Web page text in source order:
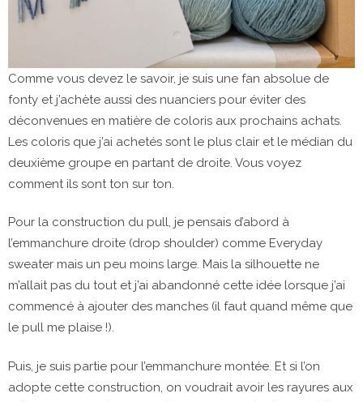
Comme vous devez le savoir, je suis une fan absolue de
fonty et j’achète aussi des nuanciers pour éviter des
déconvenues en matière de coloris aux prochains achats.
Les coloris que j’ai achetés sont le plus clair et le médian du
deuxième groupe en partant de droite. Vous voyez
comment ils sont ton sur ton.
Pour la construction du pull, je pensais d’abord à
l’emmanchure droite (drop shoulder) comme Everyday
sweater mais un peu moins large. Mais la silhouette ne
m’allait pas du tout et j’ai abandonné cette idée lorsque j’ai
commencé à ajouter des manches (il faut quand même que
le pull me plaise !).
Puis, je suis partie pour l’emmanchure montée. Et si l’on
adopte cette construction, on voudrait avoir les rayures aux